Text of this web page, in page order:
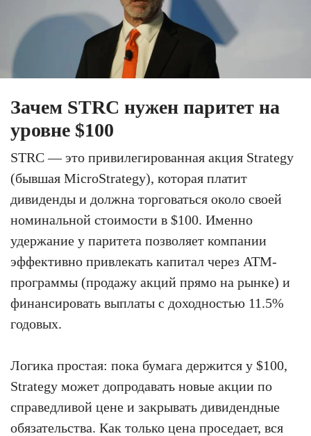
Зачем STRC нужен паритет на
уровне $100
STRC — это привилегированная акция Strategy
(бывшая MicroStrategy), которая платит
дивиденды и должна торговаться около своей
номинальной стоимости в $100. Именно
удержание у паритета позволяет компании
эффективно привлекать капитал через ATM-
программы (продажу акций прямо на рынке) и
финансировать выплаты с доходностью 11.5%
годовых.
Логика простая: пока бумага держится у $100,
Strategy может допродавать новые акции по
справедливой цене и закрывать дивидендные
обязательства. Как только цена проседает, вся